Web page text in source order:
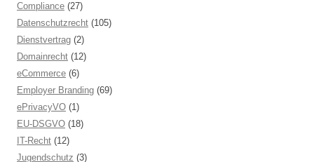
Compliance (27)
Datenschutzrecht (105)
Dienstvertrag (2)
Domainrecht (12)
eCommerce (6)
Employer Branding (69)
ePrivacyVO (1)
EU-DSGVO (18)
IT-Recht (12)
Jugendschutz (3)